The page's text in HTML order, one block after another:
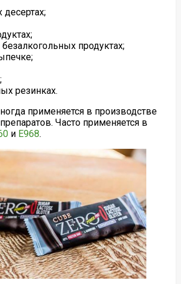
продуктах;
резинках.
применяется в производстве
Часто применяется в
и Е968.